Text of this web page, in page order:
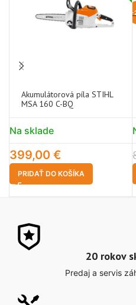
Akumulátorová píla STIHL
MSA 160 C-BQ
Na sklade
399,00 €
PRIDAŤ DO KOŠÍKA
-
20 rokov
Predaj a servis